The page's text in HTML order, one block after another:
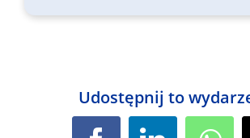
Udostępnij to